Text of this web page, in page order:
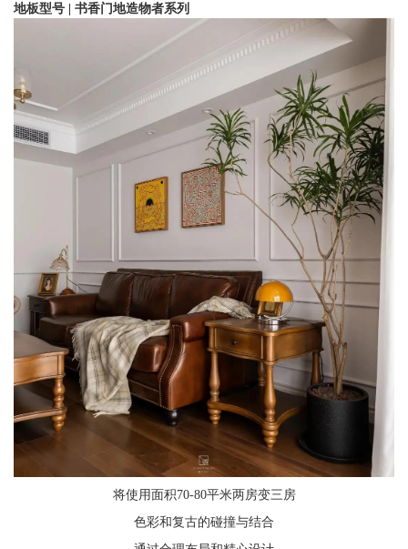
地板型号 | 书香门地造物者系列
将使用面积70-80平米两房变三房
色彩和复古的碰撞与结合